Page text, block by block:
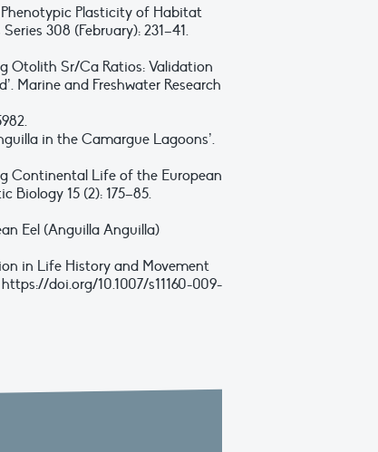
Plasticity of Habitat
308 (February): 231–41.
Otolith Sr/Ca Ratios: Validation
Marine and Freshwater Research
in the Camargue Lagoons’.
Continental Life of the European
15 (2): 175–85.
Eel (Anguilla Anguilla)
in Life History and Movement
doi.org/10.1007/s11160-009-